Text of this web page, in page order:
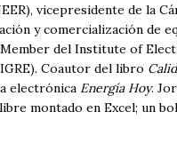
vicepresidente de la
y comercialización de
del Institute of
Coautor del libro
electrónica Energía Hoy.
montado en Excel; un